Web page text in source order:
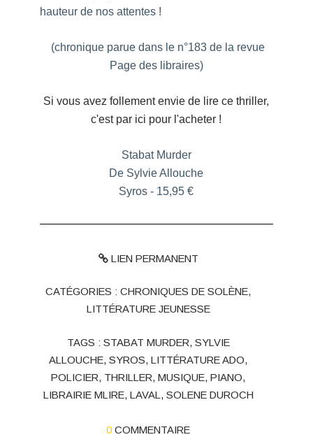
hauteur de nos attentes !
(chronique parue dans le n°183 de la revue
Page des libraires)
Si vous avez follement envie de lire ce thriller,
c'est par ici pour l'acheter !
Stabat Murder
De Sylvie Allouche
Syros - 15,95 €
LIEN PERMANENT
CATÉGORIES :CHRONIQUES DE SOLÈNE,
LITTÉRATURE JEUNESSE
TAGS : STABAT MURDER, SYLVIE
ALLOUCHE,SYROS,LITTÉRATURE ADO,
POLICIER, THRILLER,MUSIQUE,PIANO,
LIBRAIRIE MLIRE, LAVAL , SOLENE DUROCH
0 COMMENTAIRE